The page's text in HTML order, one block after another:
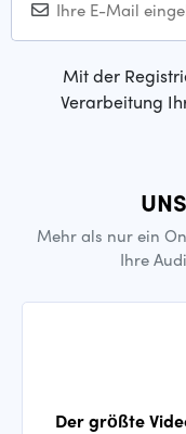
Mit der
Verarbeitung
Mehr als nur ein
Ihre
Der größte